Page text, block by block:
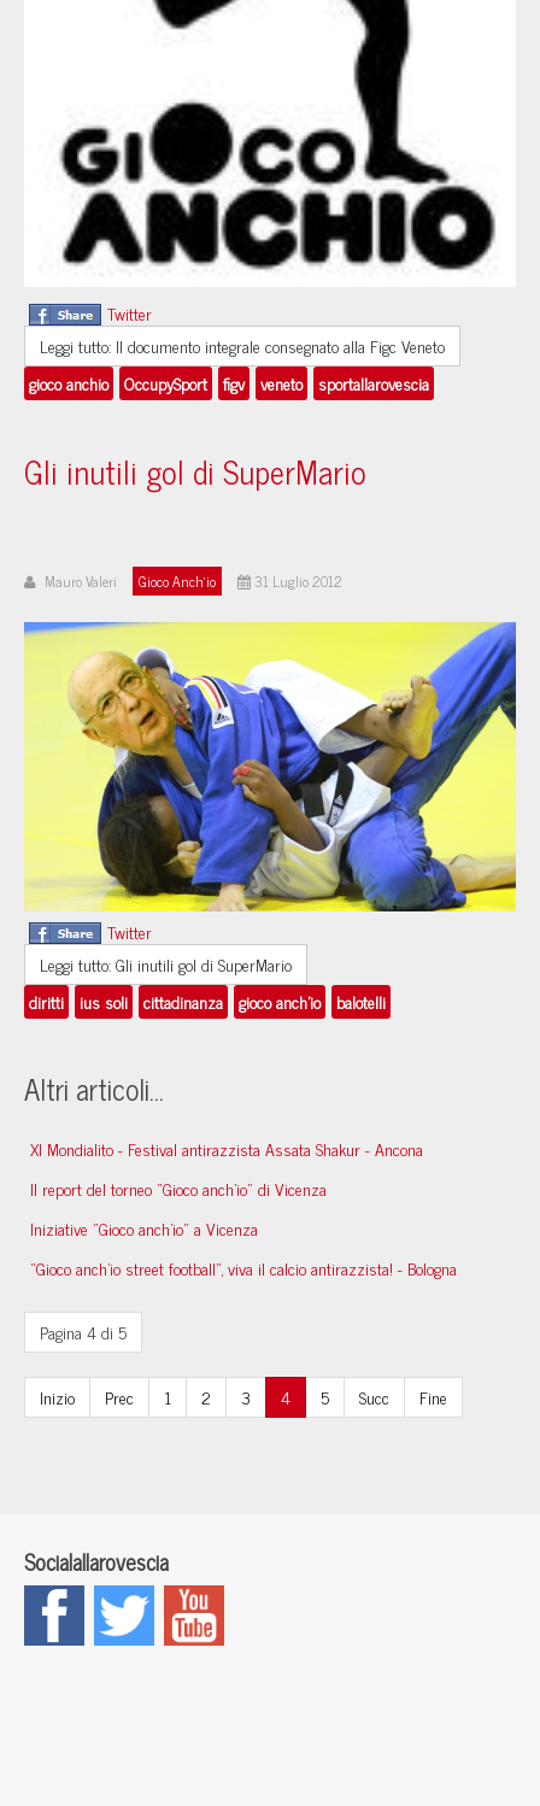
Twitter
Leggi tutto: Il documento integrale consegnato alla Figc Veneto
gioco anchio OccupySport figv veneto sportallarovescia
Gli inutili gol di SuperMario
Mauro Valeri Gioco Anch'io 31 Luglio 2012
Twitter
Leggi tutto: Gli inutili gol di SuperMario
diritti
ius soli cittadinanza gioco anch'io balotelli
Altri articoli...
XI Mondialito - Festival antirazzista Assata Shakur - Ancona
Il report del torneo "Gioco anch'io" di Vicenza
Iniziative "Gioco anch'io" a Vicenza
“Gioco anch’io street football”, viva il calcio antirazzista! - Bologna
Pagina 4 di 5
Inizio Prec 1 2 3 4 5 Succ Fine
Socialallarovescia